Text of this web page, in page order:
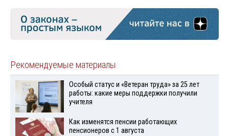
Рекомендуемые материалы
Особый статус и «Ветеран труда» за 25 лет
работы: какие меры поддержки получили
учителя
Как изменятся пенсии работающих
пенсионеров с 1 августа